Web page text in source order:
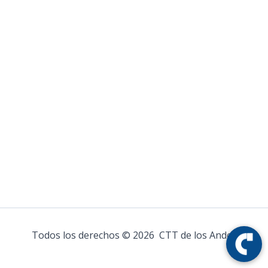
Todos los derechos © 2026 CTT de los Andes